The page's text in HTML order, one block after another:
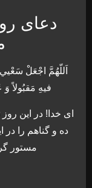
دعای
اَللّهُمَّ اجْعَلْ
فيهِ مَقبُولاً
ای خدا! در اين
ده و گناهم را در
مستور